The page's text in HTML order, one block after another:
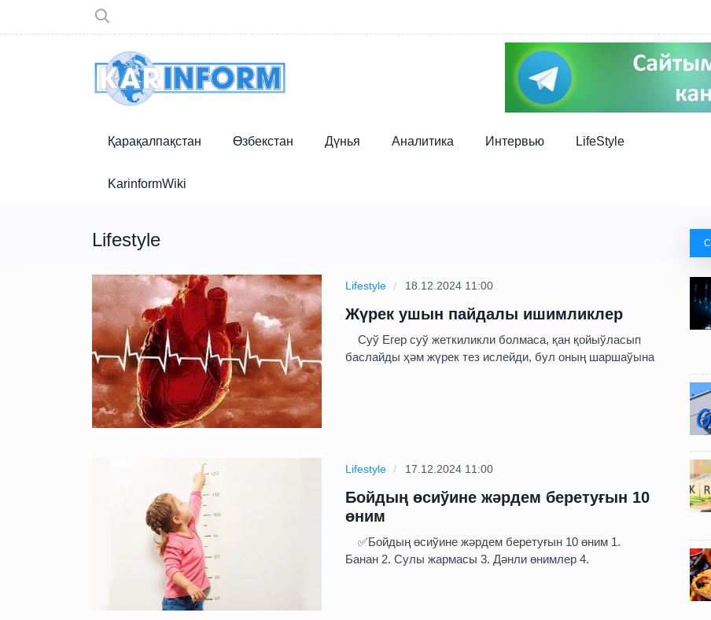
Қарақалпақстан Өзбекстан Дүнья Аналитика Интервью LifeStyle
KarinformWiki
Lifestyle
Lifestyle 18.12.2024 11:00
Жүрек ушын пайдалы ишимликлер
Суў Егер суў жеткиликли болмаса, қан қойыўласып
баслайды ҳәм жүрек тез ислейди, бул оның шаршаўына
Lifestyle 17.12.2024 11:00
Бойдың өсиўине жәрдем беретуғын 10
өним
✅Бойдың өсиўине жәрдем беретуғын 10 өним 1.
Банан 2. Сулы жармасы 3. Дәнли өнимлер 4.